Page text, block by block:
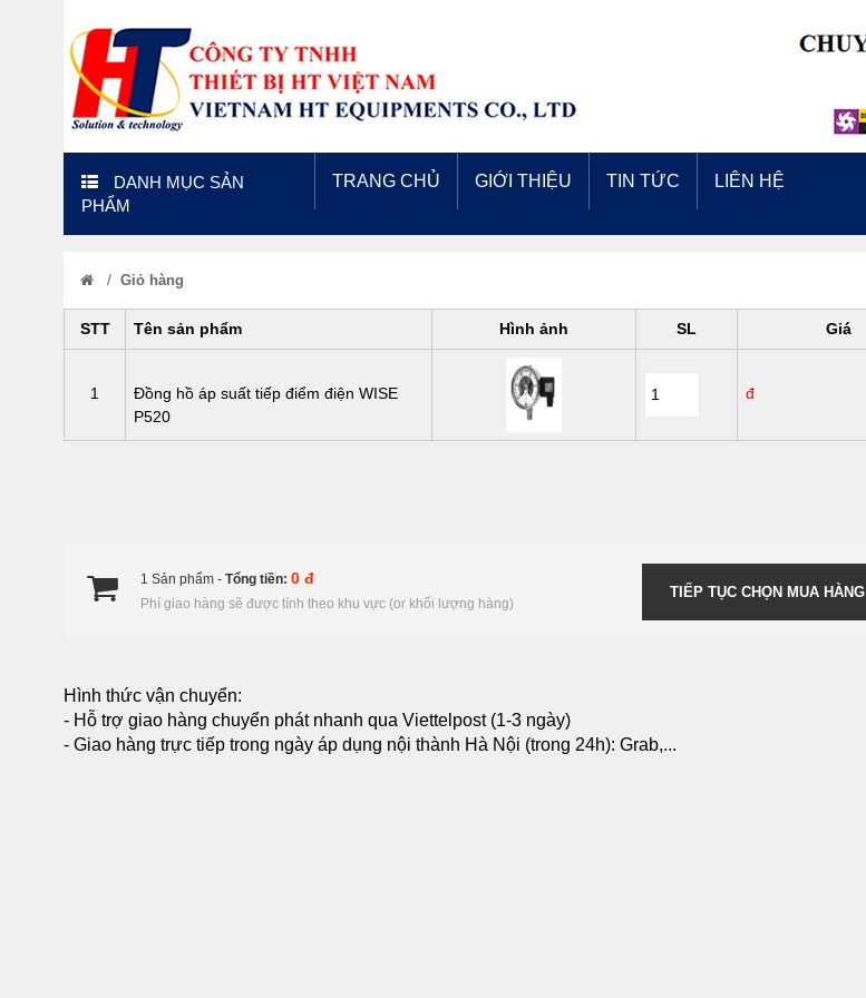
DANH MỤC SẢN
PHẨM
TRANG CHỦ GIỚI THIỆU TIN TỨC LIÊN HỆ
/ Giỏ hàng
STT Tên sản phẩm Hình ảnh SL Giá
1
Đồng hồ áp suất tiếp điểm điện WISE
P520
đ
1 Sản phẩm - Tổng tiền: 0 đ
Phí giao hàng sẽ được tính theo khu vực (or khối lượng hàng)
TIẾP TỤC CHỌN MUA HÀNG
Hình thức vận chuyển:
- Hỗ trợ giao hàng chuyển phát nhanh qua Viettelpost (1-3 ngày)
- Giao hàng trực tiếp trong ngày áp dụng nội thành Hà Nội (trong 24h): Grab,...